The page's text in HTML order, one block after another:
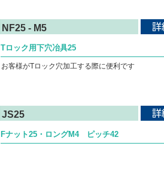
NF25 - M5
Tロック用下穴冶具25
お客様がTロック穴加工する際に便利です
JS25
Fナット25・ロングM4 ピッチ42